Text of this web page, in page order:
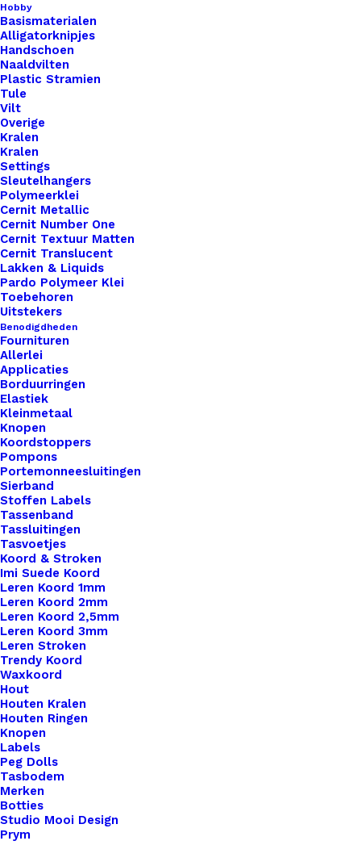
Hobby
Basismaterialen
Alligatorknipjes
Handschoen
Naaldvilten
Plastic Stramien
Tule
Vilt
Overige
Kralen
Kralen
Settings
Sleutelhangers
Polymeerklei
Cernit Metallic
Cernit Number One
Cernit Textuur Matten
Cernit Translucent
Lakken & Liquids
Pardo Polymeer Klei
Toebehoren
Uitstekers
Benodigdheden
Fournituren
Allerlei
Applicaties
Borduurringen
Elastiek
Kleinmetaal
Knopen
Koordstoppers
Pompons
Portemonneesluitingen
Sierband
Stoffen Labels
Tassenband
Tassluitingen
Tasvoetjes
Koord & Stroken
Imi Suede Koord
Leren Koord 1mm
Leren Koord 2mm
Leren Koord 2,5mm
Leren Koord 3mm
Leren Stroken
Trendy Koord
Waxkoord
Hout
Houten Kralen
Houten Ringen
Knopen
Labels
Peg Dolls
Tasbodem
Merken
Botties
Studio Mooi Design
Prym
Artikelnummer
Categorie
Overzicht
Nog meer leuks!
€